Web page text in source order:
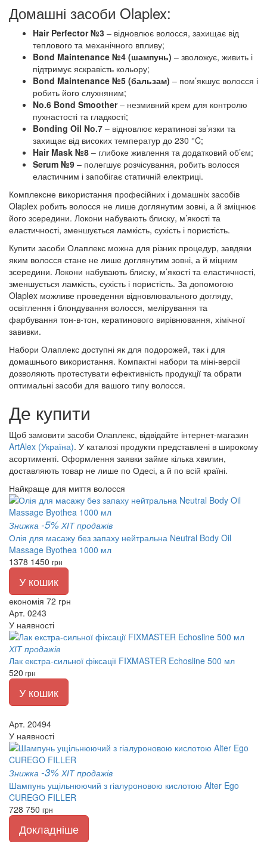
Домашні засоби Olaplex:
Hair Perfector №3 – відновлює волосся, захищає від
теплового та механічного впливу;
Bond Maintenance №4 (шампунь) – зволожує, живить і
підтримує яскравість кольору;
Bond Maintenance №5 (бальзам) – пом’якшує волосся і
робить його слухняним;
No.6 Bond Smoother– незмивний крем для контролю
пухнастості та гладкості;
Bonding Oil No.7 – відновлює кератинові зв’язки та
захищає від високих температур до 230 °C;
Hair Mask №8 – глибоке живлення та додатковий об’єм;
Serum №9 – полегшує розчісування, робить волосся
еластичним і запобігає статичній електриці.
Комплексне використання професійних і домашніх засобів
Olaplex робить волосся не лише доглянутим зовні, а й зміцнює
його зсередини. Локони набувають блиску, м’якості та
еластичності, зменшується ламкість, сухість і пористість.
Купити засоби Олаплекс можна для різних процедур, завдяки
яким волосся стане не лише доглянутим зовні, а й міцним
зсередини. Локони набувають блиску, м’якості та еластичності,
зменшується ламкість, сухість і пористість. За допомогою
Olaplex можливе проведення відновлювального догляду,
освітлення і блондування волосся, мелірування та
фарбування тон-в-тон, кератинового вирівнювання, хімічної
завивки.
Набори Олаплекс доступні як для подорожей, так і для
домашнього використання. Компактні набори та міні-версії
дозволяють протестувати ефективність продукції та обрати
оптимальні засоби для вашого типу волосся.
Де купити
Щоб замовити засоби Олаплекс, відвідайте інтернет-магазин
ArtAlex (Україна). У каталозі продукти представлені в широкому
асортименті. Оформлення заявки займе кілька хвилин,
доставляють товар не лише по Одесі, а й по всій країні.
Найкраще для миття волосся
Знижка -5% ХІТ продажів
Олія для масажу без запаху нейтральна Neutral Body Oil
Massage Byothea 1000 мл
1378 1450 грн
У кошик
економія 72 грн
Арт. 0243
У наявності
ХІТ продажів
Лак екстра-сильної фіксації FIXMASTER Echosline 500 мл
520 грн
У кошик
Арт. 20494
У наявності
Знижка -3% ХІТ продажів
Шампунь ущільнюючий з гіалуроновою кислотою Alter Ego
CUREGO FILLER
728 750 грн
Докладніше